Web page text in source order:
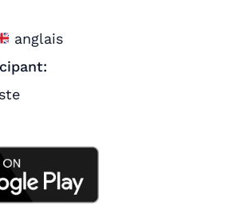
anglais